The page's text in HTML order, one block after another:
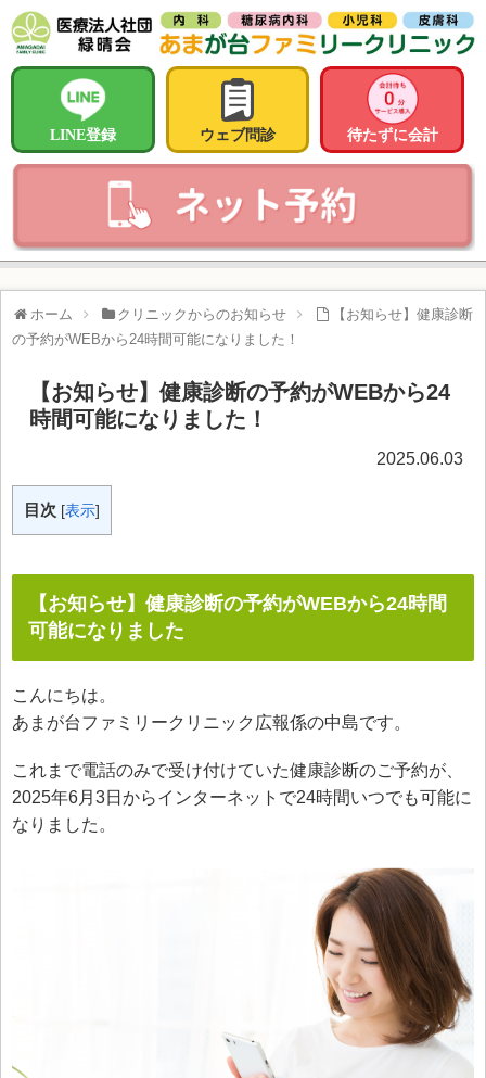
LINE登録 ウェブ問診 待たずに会計
ホーム クリニックからのお知らせ
【お知らせ】健康診断
の予約がWEBから24時間可能になりました！
【お知らせ】健康診断の予約がWEBから24
時間可能になりました！
2025.06.03
目次 [表示]
【お知らせ】健康診断の予約がWEBから24時間
可能になりました
こんにちは。
あまが台ファミリークリニック広報係の中島です。
これまで電話のみで受け付けていた健康診断のご予約が、
2025年6月3日からインターネットで24時間いつでも可能に
なりました。